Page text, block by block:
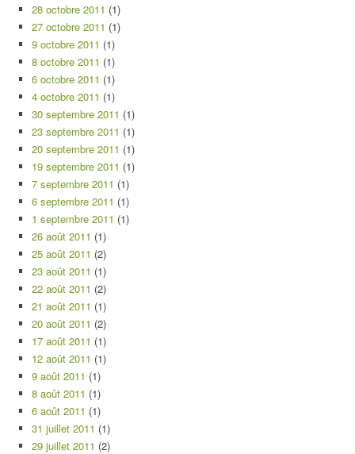
28 octobre 2011 (1)
27 octobre 2011 (1)
9 octobre 2011 (1)
8 octobre 2011 (1)
6 octobre 2011 (1)
4 octobre 2011 (1)
30 septembre 2011 (1)
23 septembre 2011 (1)
20 septembre 2011 (1)
19 septembre 2011 (1)
7 septembre 2011 (1)
6 septembre 2011 (1)
1 septembre 2011 (1)
26 août 2011 (1)
25 août 2011 (2)
23 août 2011 (1)
22 août 2011 (2)
21 août 2011 (1)
20 août 2011 (2)
17 août 2011 (1)
12 août 2011 (1)
9 août 2011 (1)
8 août 2011 (1)
6 août 2011 (1)
31 juillet 2011 (1)
29 juillet 2011 (2)